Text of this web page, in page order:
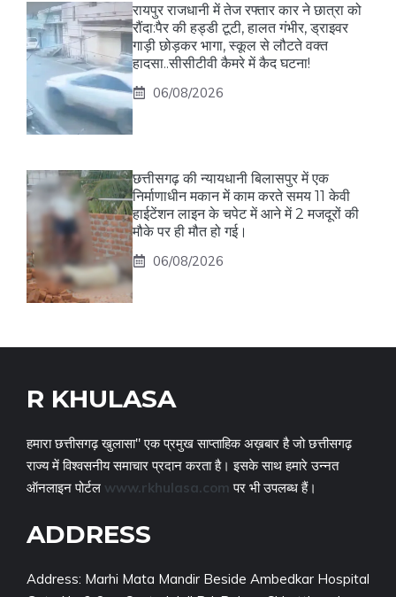
रायपुर राजधानी में तेज रफ्तार कार ने छात्रा को
रौंदा:पैर की हड्डी टूटी, हालत गंभीर, ड्राइवर
गाड़ी छोड़कर भागा, स्कूल से लौटते वक्त
हादसा..सीसीटीवी कैमरे में कैद घटना!
06/08/2026
छत्तीसगढ़ की न्यायधानी बिलासपुर में एक
निर्माणाधीन मकान में काम करते समय 11 केवी
हाईटेंशन लाइन के चपेट में आने में 2 मजदूरों की
मौके पर ही मौत हो गई।
06/08/2026
R KHULASA
हमारा छत्तीसगढ़ खुलासा" एक प्रमुख साप्ताहिक अख़बार है जो छत्तीसगढ़
राज्य में विश्वसनीय समाचार प्रदान करता है। इसके साथ हमारे उन्नत
ऑनलाइन पोर्टल www.rkhulasa.com पर भी उपलब्ध हैं।
ADDRESS
Address: Marhi Mata Mandir Beside Ambedkar Hospital